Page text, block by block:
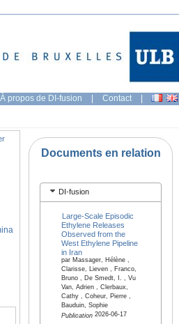
À propos de DI-fusion | Contact |
Documents en relation
DI-fusion
Large-Scale Episodic
Ethylene Releases
Observed from the
West Ethylene Pipeline
in Iran
par Massager, Hélène ,
Clarisse, Lieven , Franco,
Bruno , De Smedt, I. , Vu
Van, Adrien , Clerbaux,
Cathy , Coheur, Pierre ,
Bauduin, Sophie
Publication2026-06-17